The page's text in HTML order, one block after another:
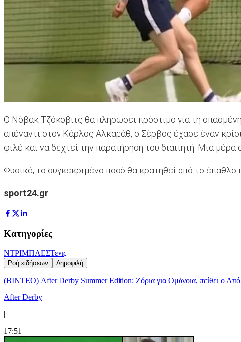
Ο Νόβακ Τζόκοβιτς θα πληρώσει πρόστιμο για τη
απέναντι στον Κάρλος Αλκαράθ, ο Σέρβος έχασε έναν
φιλέ και να δεχτεί την παρατήρηση του διαιτητή. Μια
Φυσικά, το συγκεκριμένο ποσό θα κρατηθεί από το έπαθλο
sport24.gr
Κατηγορίες
ΝΤΡΙΜΠΛΕΣΤενις
Ροή ειδήσεων Δημοφιλή
(ΒΙΝΤΕΟ) After Derby Summer Edition: Ζόρια για Ομόνοια, πείθει ο
After Derby
|
17:51